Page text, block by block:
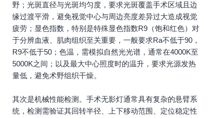
野；光斑直径与光斑均匀度，要求光斑覆盖手术区域且边
缘过渡平滑，避免视觉中心与周边亮度差异过大造成视觉
疲劳；显色指数，特别是特殊显色指数R9（饱和红色）对
于分辨血液、肌肉组织至关重要，一般要求Ra不低于90，
R9不低于50；色温，需模拟自然光光谱，通常在4000K至
5000K之间；以及最大中心照度时的温升，要求光源发热
量低，避免术野组织干燥。
其次是机械性能检测。手术无影灯通常具有复杂的悬臂系
统，检测需验证其回转半径、上下移动范围、定位稳定性